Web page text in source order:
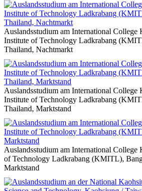
Auslandsstudium am International College
Institute of Technology Ladkrabang
Thailand, Nachtmarkt
Auslandsstudium am International College
Institute of Technology Ladkrabang
Thailand, Marktstand
Auslandsstudium am International College
of Technology Ladkrabang (KMITL),
Marktstand